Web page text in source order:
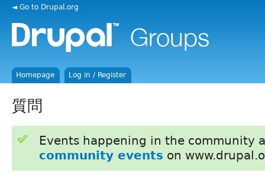
◄ Go to Drupal.org
Homepage Log in / Register
質問
Events happening in the community
community events on